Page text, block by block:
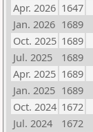
Apr. 2026 1647
Jan. 2026 1689
Oct. 2025 1689
Jul. 2025
1689
Apr. 2025 1689
Jan. 2025 1689
Oct. 2024 1672
Jul. 2024
1672